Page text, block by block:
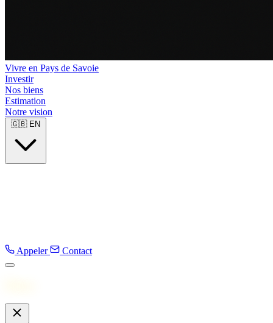
Vivre en Pays de Savoie
Investir
Nos biens
Estimation
Notre vision
🇬🇧 EN
Appeler Contact